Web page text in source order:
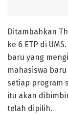
Ditambahkan
ke 6 ETP di
baru yang
mahasiswa
setiap program
itu akan
telah dipilih.